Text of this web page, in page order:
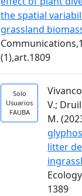
the spatial
grassland
(1),art.1809
Solo
Usuarios
FAUBA
V.;
M.
litter
1389